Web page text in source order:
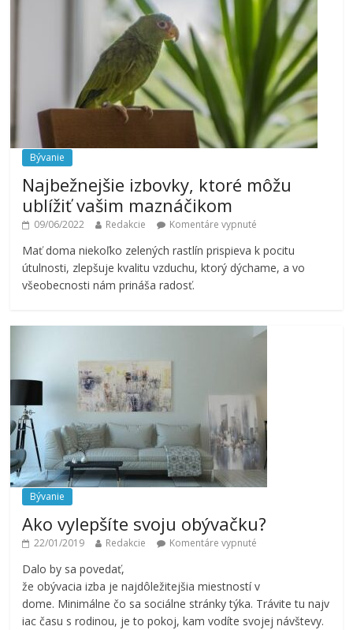
Bývanie
Najbežnejšie izbovky, ktoré môžu
ublížiť vašim maznáčikom
09/06/2022 Redakcie Komentáre vypnuté
Mať doma niekoľko zelených rastlín prispieva k pocitu
útulnosti, zlepšuje kvalitu vzduchu, ktorý dýchame, a vo
všeobecnosti nám prináša radosť.
Bývanie
Ako vylepšíte svoju obývačku?
22/01/2019 Redakcie Komentáre vypnuté
Dalo by sa povedať,
že obývacia izba je najdôležitejšia miestností v
dome. Minimálne čo sa sociálne stránky týka. Trávite tu najv
iac času s rodinou, je to pokoj, kam vodíte svojej návštevy.